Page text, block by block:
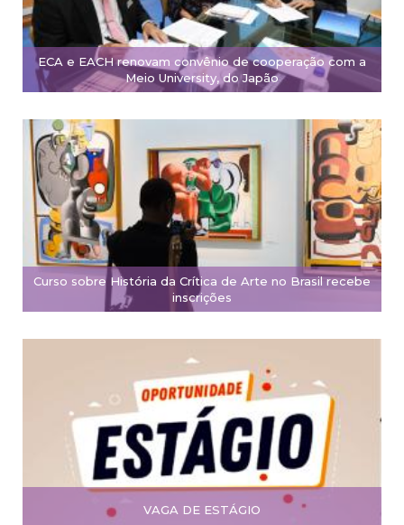
ECA e EACH renovam convênio de cooperação com a
Meio University, do Japão
Curso sobre História da Crítica de Arte no Brasil recebe
inscrições
VAGA DE ESTÁGIO